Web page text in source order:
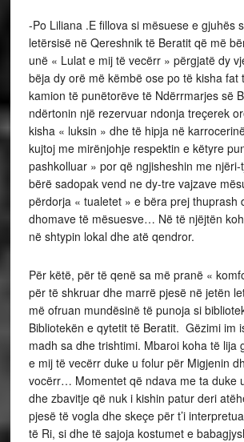
-Po Liliana .E fillova si mësuese e gjuhës
letërsisë në Qereshnik të Beratit që më
unë « Lulat e mij të vecërr » përgjatë dy
bëja dy orë më këmbë ose po të kisha fat
kamion të punëtorëve të Ndërrmarjes së
ndërtonin një rezervuar ndonja treçerek
kisha « luksin » dhe të hipja në
kujtoj me mirënjohje respektin e këtyre
pashkolluar » por që ngjisheshin me
bërë sadopak vend ne dy-tre vajzave
përdorja « tualetet » e bëra prej thuprash
dhomave të mësuesve… Në të njëjtën
në shtypin lokal dhe atë qendror.
Për këtë, për të qenë sa më pranë «
për të shkruar dhe marrë pjesë në jetën
më ofruan mundësinë të punoja si
Bibliotekën e qytetit të Beratit. Gëzimi im
madh sa dhe trishtimi. Mbaroi koha të lija
e mij të vecërr duke u folur për Migjenin
vocërr… Momentet që ndava me ta duke
dhe zbavitje që nuk i kishin patur deri
pjesë të vogla dhe skeçe për t’i
të Ri, si dhe të sajoja kostumet e